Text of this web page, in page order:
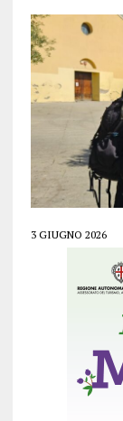
3 GIUGNO 2026